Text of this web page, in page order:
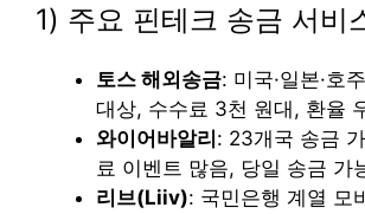
1) 주요 핀테크 송금 서비
토스 해외송금: 미국·일본·호
대상, 수수료 3천 원대, 환율
와이어바알리: 23개국 송금
료 이벤트 많음, 당일 송금 가
리브(Liiv): 국민은행 계열 모